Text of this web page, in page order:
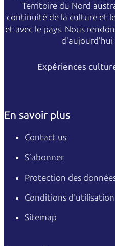
Territoire du Nord
continuité de la culture et
et avec le pays. Nous
d'aujourd'hui
Expériences
En savoir plus
Contact us
S’abonner
Protection des
Conditions d'utilisation
Sitemap